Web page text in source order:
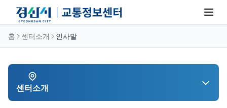
홈 센터소개 인사말
센터소개